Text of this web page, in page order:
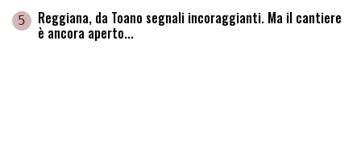
5 Reggiana, da Toano segnali incoraggianti. Ma il cantiere
è ancora aperto...